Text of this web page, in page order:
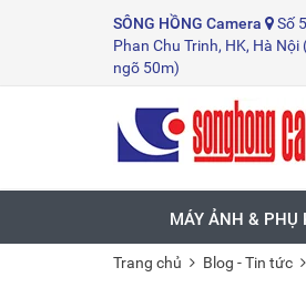
SÔNG HỒNG Camera
Số
Phan Chu Trinh, HK, Hà
ngõ 50m)
MÁY ẢNH & PHỤ
Trang chủ Blog - Tin tức